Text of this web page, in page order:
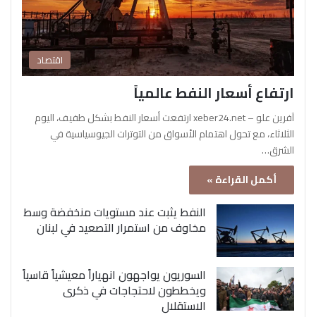
اقتصاد
ارتفاع أسعار النفط عالمياً
آفرين علو – xeber24.net ارتفعت أسعار النفط بشكل طفيف، اليوم
الثلاثاء، مع تحول اهتمام الأسواق من التوترات الجيوسياسية في
الشرق…
أكمل القراءة »
النفط يثبت عند مستويات منخفضة وسط
مخاوف من استمرار التصعيد في لبنان
السوريون يواجهون انهياراً معيشياً قاسياً
ويخططون لاحتجاجات في ذكرى
الاستقلال